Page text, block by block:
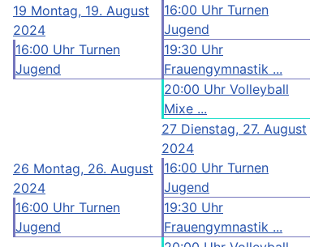
19 Montag, 19. August
2024
16:00 Uhr Turnen
Jugend
16:00 Uhr Turnen
Jugend
19:30 Uhr
Frauengymnastik ...
20:00 Uhr Volleyball
Mixe ...
26 Montag, 26. August
2024
16:00 Uhr Turnen
Jugend
27 Dienstag, 27. August
2024
16:00 Uhr Turnen
Jugend
19:30 Uhr
Frauengymnastik ...